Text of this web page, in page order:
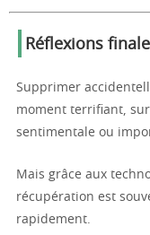
Réflexions
Supprimer
moment terrifiant,
sentimentale ou
Mais grâce aux
récupération est
rapidement.